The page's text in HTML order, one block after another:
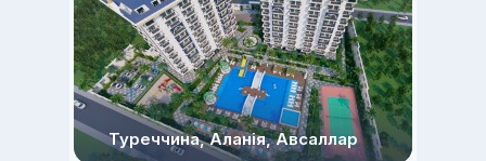
Туреччина, Аланія, Авсаллар